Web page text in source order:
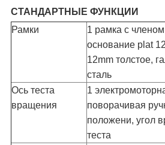
СТАНДАРТНЫЕ ФУНКЦИИ
Рамки
1 рамка с
основание plat
12mm толстое,
сталь
Ось теста
вращения
1
поворачивая
положени, угол
теста